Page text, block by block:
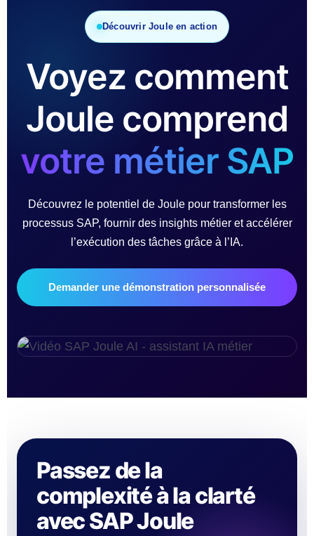
Découvrir Joule en action
Voyez comment
Joule comprend
votre métier SAP
Découvrez le potentiel de Joule pour transformer les
processus SAP, fournir des insights métier et accélérer
l’exécution des tâches grâce à l’IA.
Demander une démonstration personnalisée
Passez de la
complexité à la clarté
avec SAP Joule